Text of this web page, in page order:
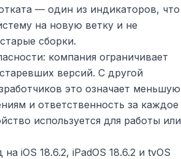
— один из индикаторов, что
на новую ветку и не
сборки.
компания ограничивает
версий. С другой
это означает меньшую
и ответственность за каждое
используется для работы или
iOS 18.6.2, iPadOS 18.6.2 и tvOS